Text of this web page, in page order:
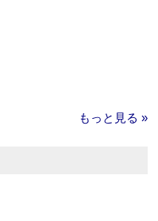
もっと見る »